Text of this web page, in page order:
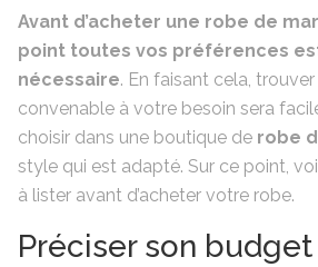
Avant d’acheter une robe de
point toutes vos préférences
nécessaire. En faisant cela,
convenable à votre besoin sera
choisir dans une boutique de robe
style qui est adapté. Sur ce point,
à lister avant d’acheter votre robe.
Préciser son budget